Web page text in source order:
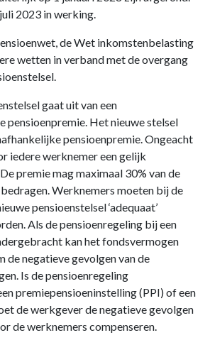
2023 in werking.
de Wet inkomstenbelasting
wetten in verband met de overgang
gaat uit van een
pensioenpremie. Het nieuwe stelsel
pensioenpremie. Ongeacht
iedere werknemer een gelijk
premie mag maximaal 30% van de
Werknemers moeten bij de
pensioenstelsel ‘adequaat’
Als de pensioenregeling bij een
kan het fondsvermogen
de negatieve gevolgen van de
Is de pensioenregeling
premiepensioeninstelling (PPI) of een
de werkgever de negatieve gevolgen
de werknemers compenseren.